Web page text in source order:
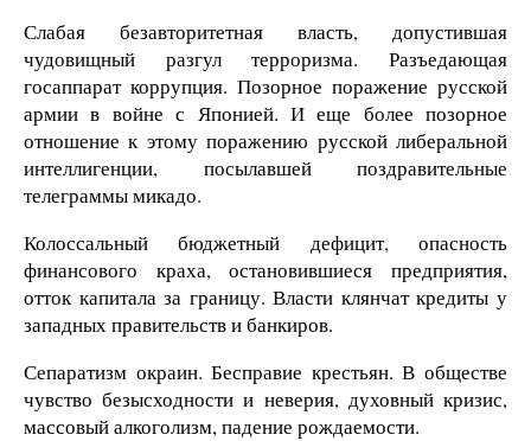
Слабая безавторитетная власть, допустившая
чудовищный разгул терроризма. Разъедающая
госаппарат коррупция. Позорное поражение русской
армии в войне с Японией. И еще более позорное
отношение к этому поражению русской либеральной
интеллигенции, посылавшей поздравительные
телеграммы микадо.
Колоссальный бюджетный дефицит, опасность
финансового краха, остановившиеся предприятия,
отток капитала за границу. Власти клянчат кредиты у
западных правительств и банкиров.
Сепаратизм окраин. Бесправие крестьян. В обществе
чувство безысходности и неверия, духовный кризис,
массовый алкоголизм, падение рождаемости.